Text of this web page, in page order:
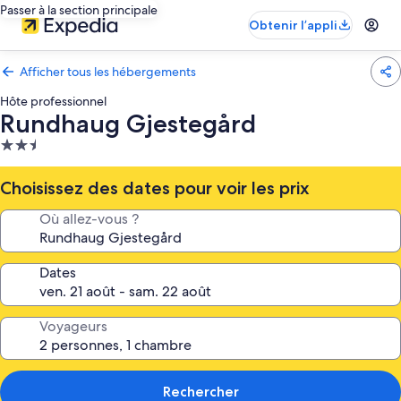
Passer à la section principale
Obtenir l’appli
Afficher tous les hébergements
Hôte professionnel
Rundhaug Gjestegård
Hébergement
2.5 étoiles
Choisissez des dates pour voir les prix
Où allez-vous ?
Dates
Voyageurs
Rechercher